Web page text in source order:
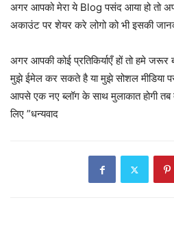
अगर आपको मेरा ये Blog पसंद आया हो तो
अकाउंट पर शेयर करे लोगो को भी इसकी
अगर आपकी कोई प्रतिकिर्याएँ हों तो हमे जरूर
मुझे ईमेल कर सकते है या मुझे सोशल मीडिया
आपसे एक नए ब्लॉग के साथ मुलाकात होगी
लिए ”धन्यवाद